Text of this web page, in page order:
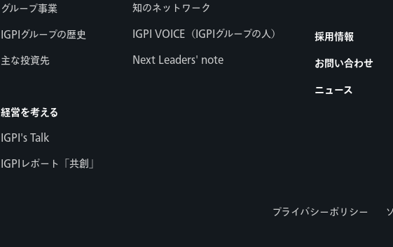
グループ事業
IGPIグループの歴史
主な投資先
経営を考える
IGPI's Talk
IGPIレポート「共創」
知のネットワーク
IGPI VOICE（IGPIグループの人）
Next Leaders' note
採用情報
お問い合わせ
ニュース
プライバシーポリシー